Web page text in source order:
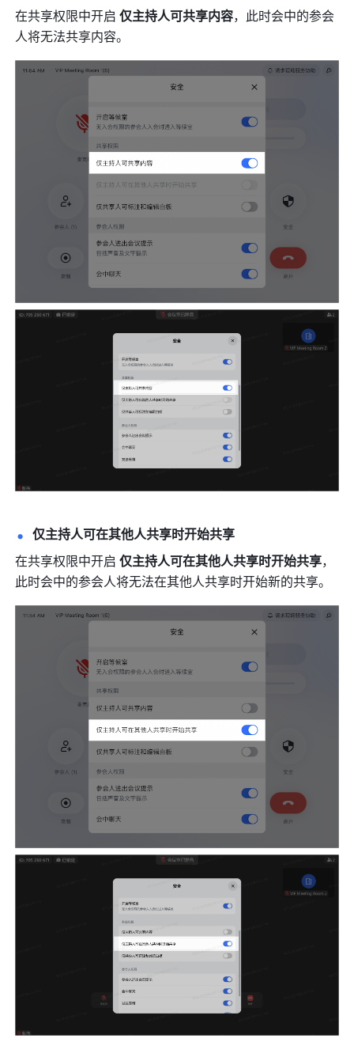
在共享权限中开启 仅主持人可共享内容，此时会中的参会
人将无法共享内容。
仅主持人可在其他人共享时开始共享
在共享权限中开启 仅主持人可在其他人共享时开始共享，
此时会中的参会人将无法在其他人共享时开始新的共享。